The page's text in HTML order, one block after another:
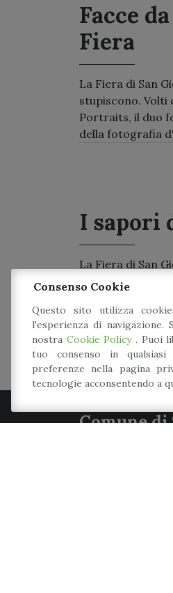
Facce
Fiera
La Fiera di San
stupiscono. Volti
Portraits, il duo
della fotografia
I sapori
La Fiera di San
qualcosa di
mangiare bene
associazioni
Comune
Consenso Cookie
Questo sito utilizza
l'esperienza di
nostra Cookie Policy . Puoi
tuo consenso in qualsiasi
preferenze nella pagina
tecnologie acconsentendo a